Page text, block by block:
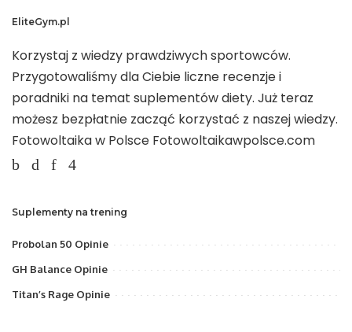
EliteGym.pl
Korzystaj z wiedzy prawdziwych sportowców.
Przygotowaliśmy dla Ciebie liczne recenzje i
poradniki na temat suplementów diety. Już teraz
możesz bezpłatnie zacząć korzystać z naszej wiedzy.
Fotowoltaika w Polsce Fotowoltaikawpolsce.com
Suplementy na trening
Probolan 50 Opinie
GH Balance Opinie
Titan’s Rage Opinie